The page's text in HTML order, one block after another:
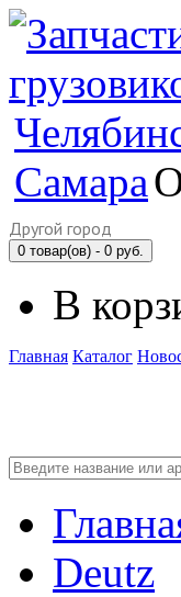
Самара
Другой город
0 товар(ов) - 0 руб.
В
Главная Каталог
Deutz